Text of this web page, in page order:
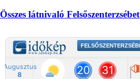
Összes látnivaló Felsőszenterzsébet